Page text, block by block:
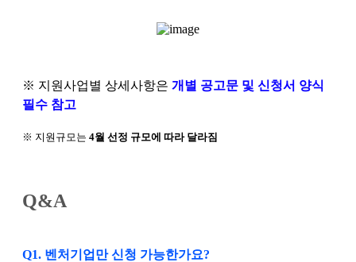
※ 지원사업별 상세사항은 개별 공고문 및 신청서 양식
필수 참고
※ 지원규모는 4월 선정 규모에 따라 달라짐
Q&A
Q1. 벤처기업만 신청 가능한가요?